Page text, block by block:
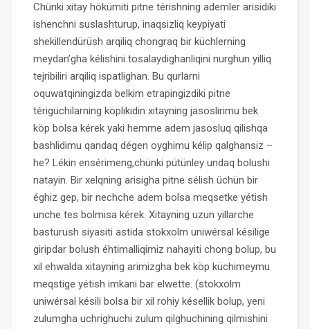
Chünki xitay hökümiti pitne térishning ademler arisidiki
ishenchni suslashturup, inaqsizliq keypiyati
shekillendürüsh arqiliq chongraq bir küchlerning
meydan’gha kélishini tosalaydighanliqini nurghun yilliq
tejribiliri arqiliq ispatlighan. Bu qurlarni
oquwatqiningizda belkim etrapingizdiki pitne
térigüchilarning köplikidin xitayning jasoslirimu bek
köp bolsa kérek yaki hemme adem jasosluq qilishqa
bashlidimu qandaq dégen oyghimu kélip qalghansiz –
he? Lékin ensérimeng,chünki pütünley undaq bolushi
natayin. Bir xelqning arisigha pitne sélish üchün bir
éghiz gep, bir nechche adem bolsa meqsetke yétish
unche tes bolmisa kérek. Xitayning uzun yillarche
basturush siyasiti astida stokxolm uniwérsal késilige
giripdar bolush éhtimalliqimiz nahayiti chong bolup, bu
xil ehwalda xitayning arimizgha bek köp küchimeymu
meqstige yétish imkani bar elwette. (stokxolm
uniwérsal késili bolsa bir xil rohiy késellik bolup, yeni
zulumgha uchrighuchi zulum qilghuchining qilmishini